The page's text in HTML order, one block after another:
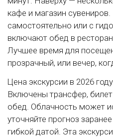
кафе и магазин
самостоятельно или с
включают обед в
Лучшее время для
прозрачный, или вечер,
Цена экскурсии в 2026
Включены трансфер,
обед. Облачность может
уточняйте прогноз
гибкой датой. Эта